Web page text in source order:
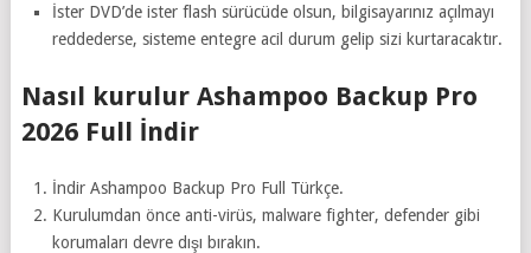
İster DVD’de ister flash sürücüde olsun, bilgisayarınız açılmayı
reddederse, sisteme entegre acil durum gelip sizi kurtaracaktır.
Nasıl kurulur Ashampoo Backup Pro
2026 Full İndir
İndir Ashampoo Backup Pro Full Türkçe.
Kurulumdan önce anti-virüs, malware fighter, defender gibi
korumaları devre dışı bırakın.